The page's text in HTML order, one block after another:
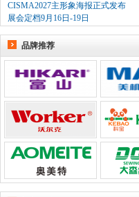
CISMA2027主形象海报正式发布
展会定档9月16日-19日
品牌推荐